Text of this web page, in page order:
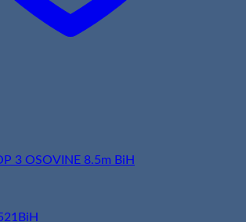
3 OSOVINE 8.5m BiH